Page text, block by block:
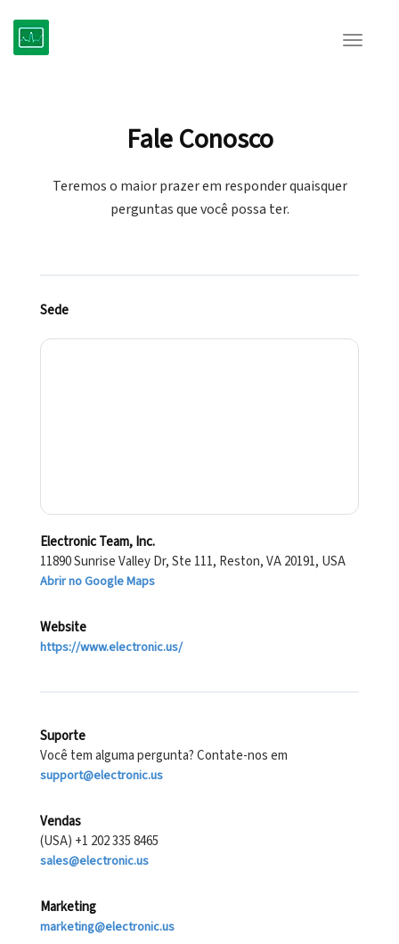
Toggle
Fale Conosco
Teremos o maior prazer em responder quaisquer
perguntas que você possa ter.
Sede
Electronic Team, Inc.
11890 Sunrise Valley Dr, Ste 111, Reston, VA 20191, USA
Abrir no Google Maps
Website
https://www.electronic.us/
Suporte
Você tem alguma pergunta? Contate-nos em
support@electronic.us
Vendas
(USA) +1 202 335 8465
sales@electronic.us
Marketing
marketing@electronic.us